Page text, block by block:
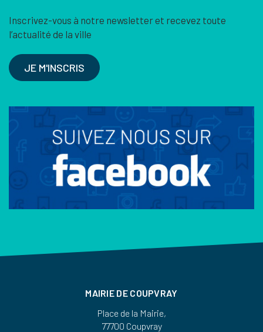
Inscrivez-vous à notre newsletter et recevez toute
l’actualité de la ville
JE M'INSCRIS
MAIRIE DE COUPVRAY
Place de la Mairie,
77700 Coupvray